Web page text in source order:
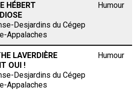
HÉBERT
Desjardins du Cégep
Appalaches
Humour
LAVERDIÈRE
OUI !
Desjardins du Cégep
Appalaches
Humour